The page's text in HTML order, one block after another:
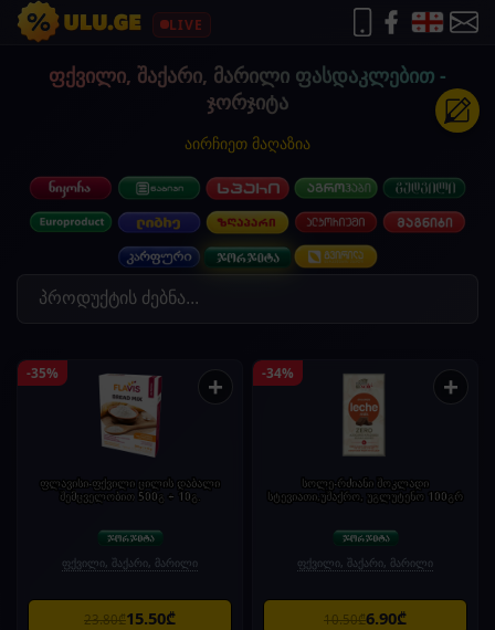
LIVE
ფქვილი, შაქარი, მარილი ფასდაკლებით -
ჯორჯიტა
აირჩიეთ მაღაზია
-35% +
ფლავისი-ფქვილი ცილის დაბალი
შემცველობით 500გ + 10გ.
ფქვილი, შაქარი, მარილი
23.80₾15.50₾
-34% +
სოლე-რძიანი შოკლადი
სტევიათი,უშაქრო, უგლუტენო 100გრ
ფქვილი, შაქარი, მარილი
10.50₾6.90₾